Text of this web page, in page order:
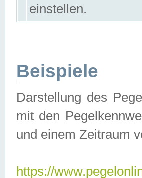
einstellen.
Beispiele
Darstellung des
mit den
und einem Zeitraum
https://